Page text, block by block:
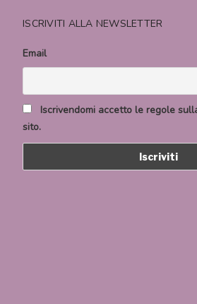
ISCRIVITI ALLA NEWSLETTER
Email
Iscrivendomi accetto le regole
sito.